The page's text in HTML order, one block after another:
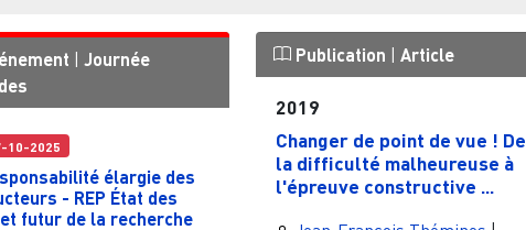
| Journée
10-2025
élargie des
- REP État des
futur de la recherche
Publication | Article
2019
Changer de point de vue ! De
la difficulté malheureuse à
l'épreuve constructive ...